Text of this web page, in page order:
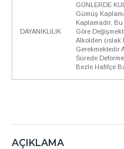
DAYANIKLILIK
GÜNLERDE
Gümüş
Kaplamadır,
Göre
Alkolden (ıslak
Gerekmektedir
Sürede
Bezle Hafifçe
AÇIKLAMA